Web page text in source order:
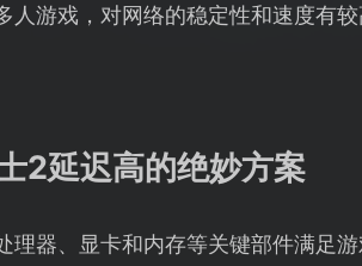
人游戏，对网络的稳定性和速度有
2延迟高的绝妙方案
理器、显卡和内存等关键部件满足